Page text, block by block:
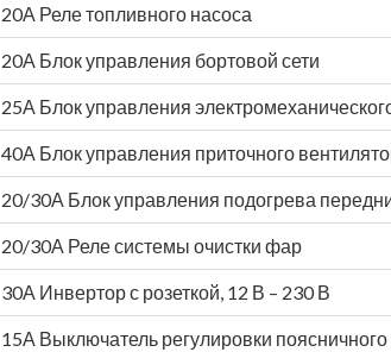
20А Реле топливного насоса
20А Блок управления бортовой сети
25А Блок управления
40А Блок управления приточного
20/30А Блок управления подогрева
20/30А Реле системы очистки фар
30А Инвертор с розеткой, 12 В – 230 В
15А Выключатель регулировки